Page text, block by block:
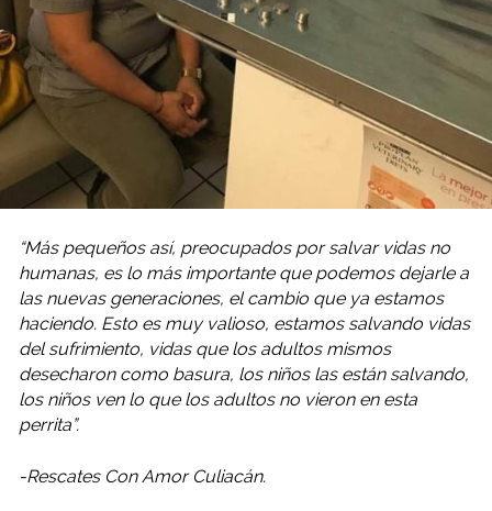
“Más pequeños así, preocupados por salvar vidas no
humanas, es lo más importante que podemos dejarle a
las nuevas generaciones, el cambio que ya estamos
haciendo. Esto es muy valioso, estamos salvando vidas
del sufrimiento, vidas que los adultos mismos
desecharon como basura, los niños las están salvando,
los niños ven lo que los adultos no vieron en esta
perrita”.
-Rescates Con Amor Culiacán.